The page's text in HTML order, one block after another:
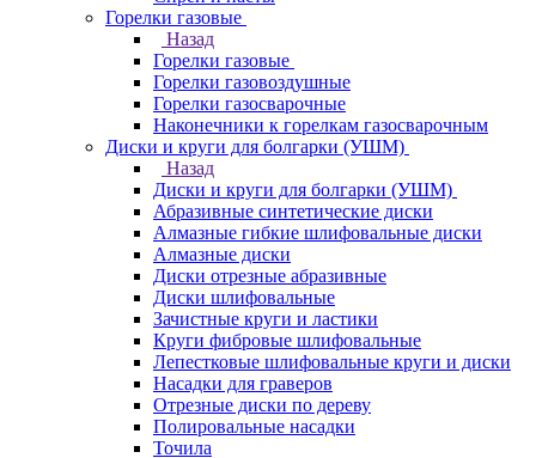
Горелки газовые
Назад
Горелки газовые
Горелки газовоздушные
Горелки газосварочные
Наконечники к горелкам газосварочным
Диски и круги для болгарки (УШМ)
Назад
Диски и круги для болгарки (УШМ)
Абразивные синтетические диски
Алмазные гибкие шлифовальные диски
Алмазные диски
Диски отрезные абразивные
Диски шлифовальные
Зачистные круги и ластики
Круги фибровые шлифовальные
Лепестковые шлифовальные круги и диски
Насадки для граверов
Отрезные диски по дереву
Полировальные насадки
Точила